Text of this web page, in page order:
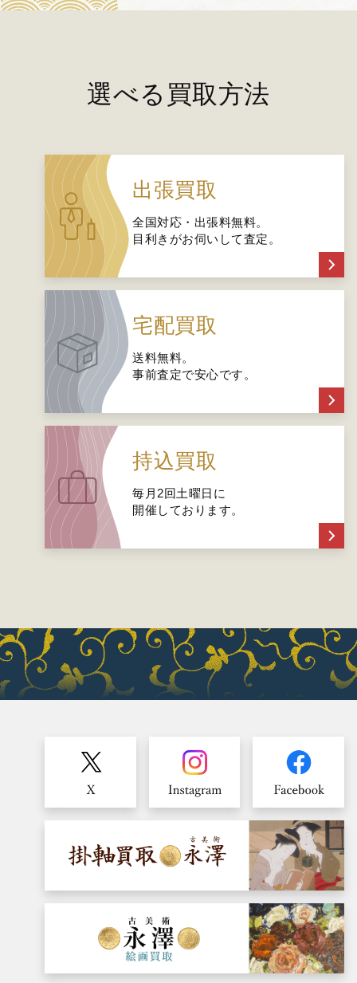
選べる買取方法
出張買取
全国対応・出張料無料。
目利きがお伺いして査定。
宅配買取
送料無料。
事前査定で安心です。
持込買取
毎月2回土曜日に
開催しております。